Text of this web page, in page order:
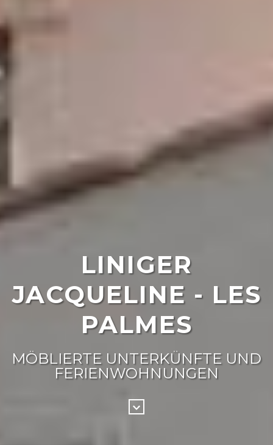
LINIGER
JACQUELINE - LES
PALMES
MÖBLIERTE UNTERKÜNFTE UND
FERIENWOHNUNGEN